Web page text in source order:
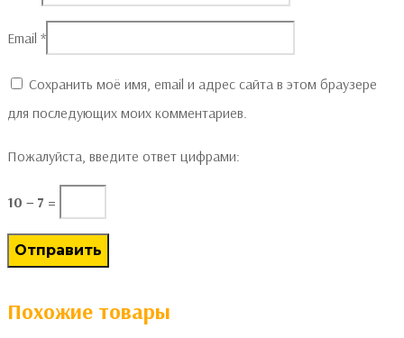
Email *
Сохранить моё имя, email и адрес сайта в этом браузере
для последующих моих комментариев.
Пожалуйста, введите ответ цифрами:
10 − 7 =
Похожие товары